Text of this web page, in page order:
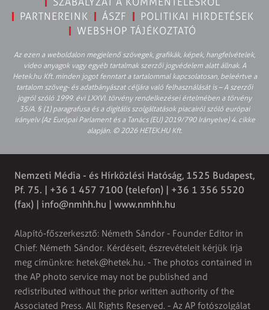
PARTNEREINK
ÁSZF
POLITIKAI HIRDETÉSEK
WEBSHOP TÁJÉKOZTATÓ
Az ezen a weboldalon megjelenő szövegek, grafikák, képek, hangfelvételek,
video anyagok vagy egyéb tartalmak szerzői jogvédelem alatt állnak. A
Hetek.hu Kft. minden jogot fenntart a tartalommal kapcsolatosan, beleértve a
tartalom szöveg- és adatbányászat céljára való felhasználását is – A szerzői
jogról szóló 1999. évi LXXVI. törvény rendelkezései értelmében a törvény
35/A. § (1) paragrafusa és a digitális szolgáltatások piacairól szóló európai
irányelv (Az Európai Parlament és a Tanács (EU) 2019/790 Irányelve) 4. cikke
alapján. © 2026 HETEK.HU Kft.
Nemzeti Média - és Hírközlési Hatóság, 1525 Budapest,
Pf. 75. | +36 1 457 7100 (telefon) | +36 1 356 5520
(fax) | info@nmhh.hu | www.nmhh.hu
Alapító-főszerkesztő: Németh Sándor - Founder Editor in
Chief: Németh Sándor. Kérdéseit, észrevételeit kérjük írja
meg címünkre: hetek@hetek.hu. - The photos contained in
the AP photo service may not be published and
redistributed without the prior written authority of the
Associated Press. All Rights Reserved. - Az AP fotószolgálat